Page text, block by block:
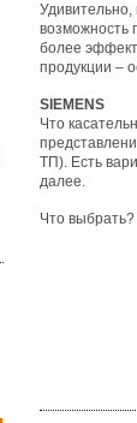
возможность
более
продукции –
SIEMENS
Что
ТП). Есть
далее.
Что